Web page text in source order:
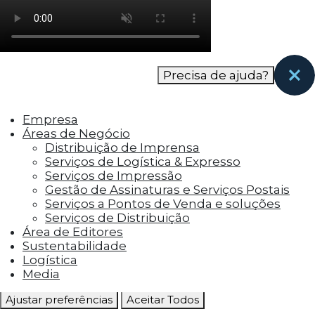
como os visitantes interagem com o site. Esses
cookies ajudam a fornecer informações sobre
as métricas do número de visitantes, taxa de
rejeição, origem do tráfego, etc.
funcionalidades, como compartilhar o
conteúdo do site em plataformas de social
media, coletar feedbacks e outros recursos de
terceiros.
Cookies Marketing
Os cookies de marketing são usados para
entregar aos visitantes anúncios
personalizados com base nas páginas que eles
visitaram antes e analisar a eficácia da
campanha publicitária.
Ajustar preferências Aceitar Todos
Precisa de ajuda?
Empresa
Áreas de Negócio
Distribuição de Imprensa
Serviços de Logística & Expresso
Serviços de Impressão
Gestão de Assinaturas e Serviços Postais
Serviços a Pontos de Venda e soluções
Serviços de Distribuição
Área de Editores
Sustentabilidade
Logística
Media